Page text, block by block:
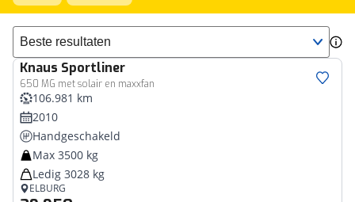
Sorteer resultaten
Knaus Sportliner
650 MG met solair en maxxfan
106.981 km
2010
Handgeschakeld
Max 3500 kg
Ledig 3028 kg
ELBURG